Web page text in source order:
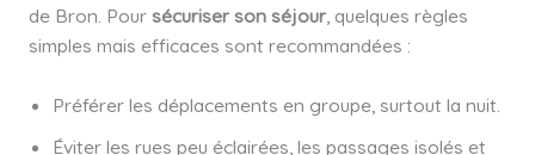
de Bron. Pour sécuriser son séjour, quelques règles
simples mais efficaces sont recommandées :
Préférer les déplacements en groupe, surtout la nuit.
Éviter les rues peu éclairées, les passages isolés et